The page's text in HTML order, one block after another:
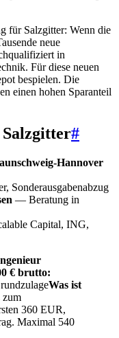
für Salzgitter: Wenn die
neue
in
Für diese neuen
bespielen. Die
einen hohen Sparanteil
#
Hannover
Sonderausgabenabzug
— Beratung in
Capital, ING,
€ brutto:
Was ist
zum
360 EUR,
Maximal 540